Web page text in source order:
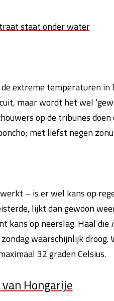
staat onder water
extreme temperaturen in
maar wordt het wel
op de tribunes doen
met liefst negen
– is er wel kans op
lijkt dan gewoon
kans op neerslag. Haal die
waarschijnlijk droog.
32 graden Celsius.
Hongarije